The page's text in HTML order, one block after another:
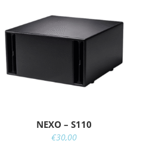
NEXO – S110
€30,00